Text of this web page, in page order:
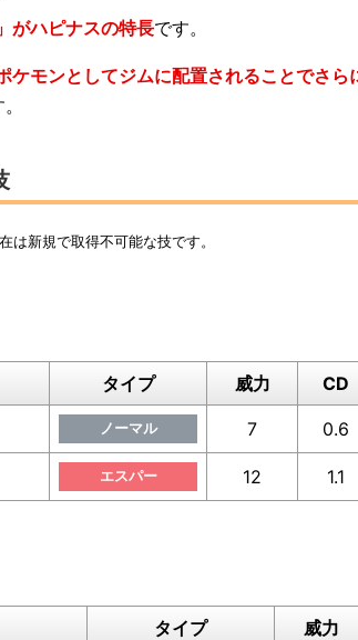
がハピナスの特長です。
ケモンとしてジムに配置されることでさら
は新規で取得不可能な技です。
タイプ 威力 CD
ノーマル 7 0.6
エスパー 12 1.1
タイプ 威力